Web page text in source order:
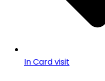
In Card visit